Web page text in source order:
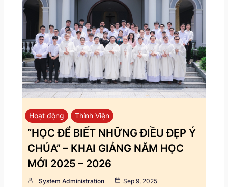
Hoạt động Thỉnh Viện
“HỌC ĐỂ BIẾT NHỮNG ĐIỀU ĐẸP Ý
CHÚA” – KHAI GIẢNG NĂM HỌC
MỚI 2025 – 2026
System Administration
Sep 9, 2025